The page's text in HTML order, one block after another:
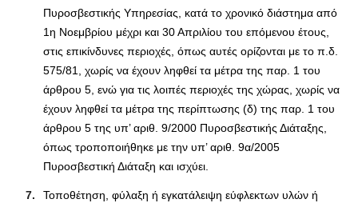
Πυροσβεστικής Υπηρεσίας, κατά το χρονικό διάστημα από
1η Νοεμβρίου μέχρι και 30 Απριλίου του επόμενου έτους,
στις επικίνδυνες περιοχές, όπως αυτές ορίζονται με το π.δ.
575/81, χωρίς να έχουν ληφθεί τα μέτρα της παρ. 1 του
άρθρου 5, ενώ για τις λοιπές περιοχές της χώρας, χωρίς να
έχουν ληφθεί τα μέτρα της περίπτωσης (δ) της παρ. 1 του
άρθρου 5 της υπ’ αριθ. 9/2000 Πυροσβεστικής Διάταξης,
όπως τροποποιήθηκε με την υπ’ αριθ. 9α/2005
Πυροσβεστική Διάταξη και ισχύει.
Τοποθέτηση, φύλαξη ή εγκατάλειψη εύφλεκτων υλών ή